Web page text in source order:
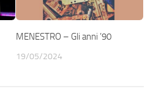
MENESTRO – Gli anni ’90
19/05/2024